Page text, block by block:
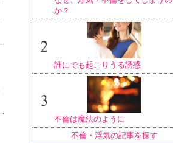
か？
誰にでも起こりうる誘惑
不倫は魔法のように
不倫・浮気の記事を探す